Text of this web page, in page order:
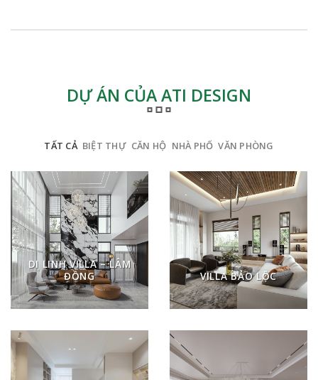
DỰ ÁN CỦA ATI DESIGN
TẤT CẢ BIỆT THỰ CĂN HỘ NHÀ PHỐ VĂN PHÒNG
ĐỒNG
VILLA BẢO LỘC